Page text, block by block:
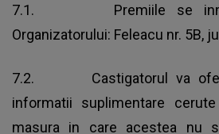
7.1. Premiile se
Organizatorului: Feleacu nr. 5B,
7.2. Castigatorul va oferi
informatii suplimentare
masura in care acestea nu